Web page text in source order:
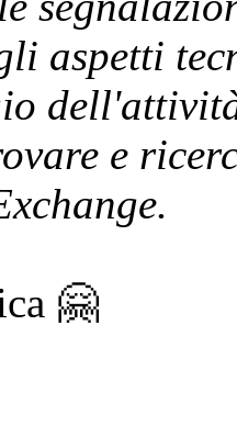
aspetti
e
🤗